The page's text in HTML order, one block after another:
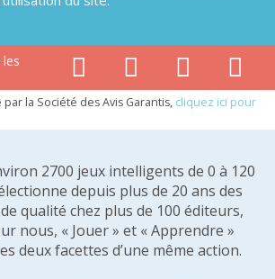
la Société des Avis Garantis, cliquez ici pour
2700 jeux intelligents de 0 à 120
depuis plus de 20 ans des
qualité chez plus de 100 éditeurs,
nous, « Jouer » et « Apprendre »
deux facettes d’une même action.